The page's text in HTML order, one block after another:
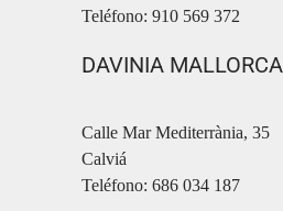
Teléfono: 910 569 372
DAVINIA MALLORCA
Calle Mar Mediterrània, 35
Calviá
Teléfono: 686 034 187